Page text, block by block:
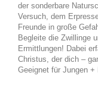
der sonderbare
Versuch, dem
Freunde in große
Begleite die Zwillinge
Ermittlungen! Dabei
Christus, der dich –
Geeignet für Jungen